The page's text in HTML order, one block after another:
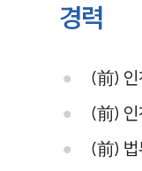
경력
(前) 인
(前) 인
(前) 법